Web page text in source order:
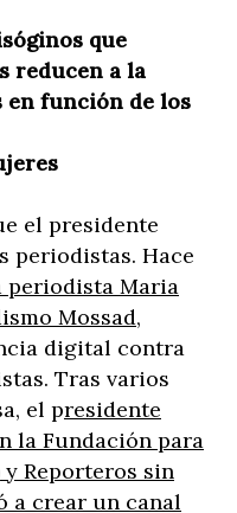
que
reducen a la
en función de los
el presidente
periodistas. Hace
periodista Maria
Mossad,
digital contra
Tras varios
el presidente
la Fundación para
y Reporteros sin
a crear un canal